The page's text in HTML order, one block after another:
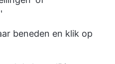
beneden en klik op